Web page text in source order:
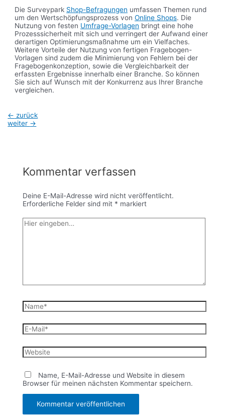
Die Surveypark Shop-Befragungen umfassen Themen rund
um den Wertschöpfungsprozess vonOnline Shops. Die
Nutzung von festen Umfrage-Vorlagen bringt eine hohe
Prozesssicherheit mit sich und verringert der Aufwand einer
derartigen Optimierungsmaßnahme um ein Vielfaches.
Weitere Vorteile der Nutzung von fertigen Fragebogen-
Vorlagen sind zudem die Minimierung von Fehlern bei der
Fragebogenkonzeption, sowie die Vergleichbarkeit der
erfassten Ergebnisse innerhalb einer Branche. So können
Sie sich auf Wunsch mit der Konkurrenz aus Ihrer Branche
vergleichen.
Beitragsnavigation
← zurück
weiter →
Kommentar verfassen
Deine E-Mail-Adresse wird nicht veröffentlicht.
Erforderliche Felder sind mit * markiert
Hier
eingeben…
Name*
E-
Mail*
Website
Name, E-Mail-Adresse und Website in diesem
Browser für meinen nächsten Kommentar speichern.